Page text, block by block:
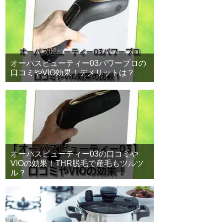
オーパスビューティー03パワープロの
口コミやVIO効果！デメリットは？
オーパスビューティー03の口コミや
VIOの効果！THR脱毛で産毛もツルツ
ル？